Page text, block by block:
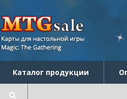
Каталог продукции